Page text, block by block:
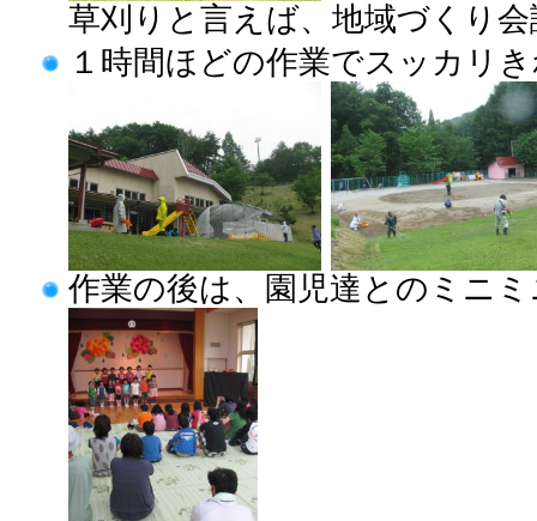
草刈りと言えば、地域づくり
１時間ほどの作業でスッカリ
作業の後は、園児達とのミニ